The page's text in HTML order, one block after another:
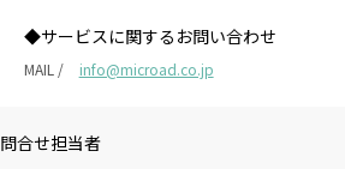
◆サービスに関するお問い合わせ
MAIL / info@microad.co.jp
問合せ担当者